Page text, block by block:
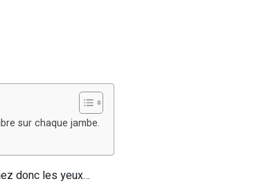
sur chaque jambe.
donc les yeux…